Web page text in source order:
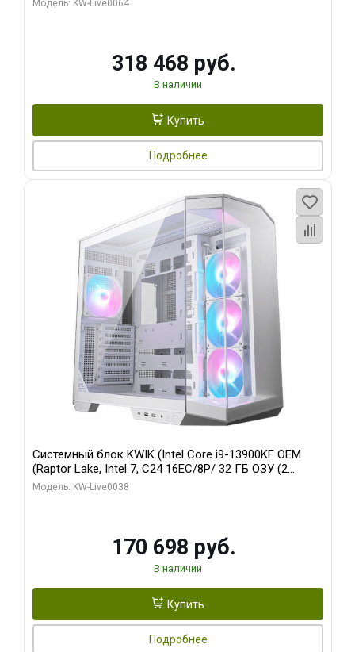
Модель: KW-Live0064
318 468 руб.
В наличии
Купить
Подробнее
Системный блок KWIK (Intel Core i9-13900KF OEM
(Raptor Lake, Intel 7, C24 16EC/8P/ 32 ГБ ОЗУ (2
модуля)/ Gigabyte RX9070XT GAMING OC 16GB GDDR6
Модель: KW-Live0038
170 698 руб.
В наличии
Купить
Подробнее